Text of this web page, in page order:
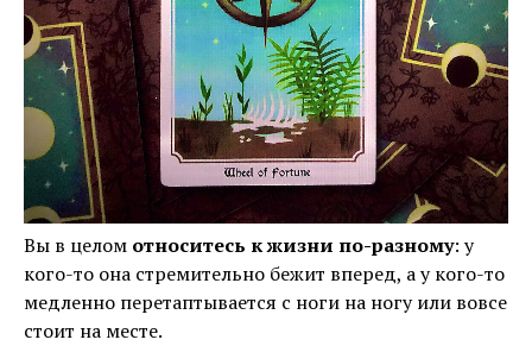
Вы в целом относитесь к жизни по-разному: у
кого-то она стремительно бежит вперед, а у кого-то
медленно перетаптывается с ноги на ногу или вовсе
стоит на месте.